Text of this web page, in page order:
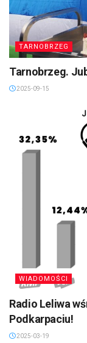
TARNOBRZEG
Tarnobrzeg.
2025-09-15
WIADOMOŚCI
Radio Leliwa
Podkarpaciu!
2025-03-19